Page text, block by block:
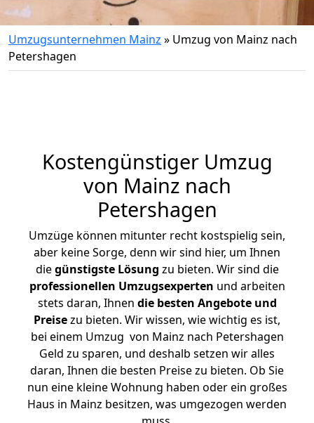
Umzugsunternehmen Mainz » Umzug von Mainz nach
Petershagen
Kostengünstiger Umzug
von Mainz nach
Petershagen
Umzüge können mitunter recht kostspielig sein,
aber keine Sorge, denn wir sind hier, um Ihnen
diegünstigste Lösung zu bieten. Wir sind die
professionellen Umzugsexperten und arbeiten
stets daran, Ihnen die besten Angebote und
Preisezu bieten. Wir wissen, wie wichtig es ist,
bei einem Umzug von Mainz nach Petershagen
Geld zu sparen, und deshalb setzen wir alles
daran, Ihnen die besten Preise zu bieten. Ob Sie
nun eine kleine Wohnung haben oder ein großes
Haus in Mainz besitzen, was umgezogen werden